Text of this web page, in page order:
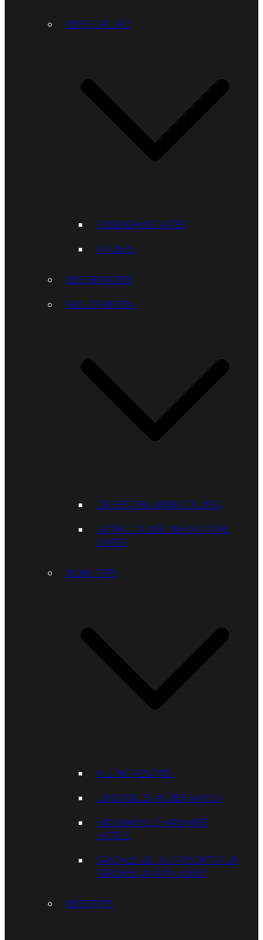
REISE & FLÜGE
REISEVERANSTALTER
AIRLINES
REISEBERICHTE
KREUZFAHRTEN
DIE BESTEN KARIBIK-CRUISES
GOTHIC CRUISE: DEAD ON THE
WATER
WOHNTIPPS
ALL-INC-RESORTS
LUXUSVILLEN IN DER KARIBIK
HIDEAWAYS: CHARMANTE
HOTELS
SANDALS: ALL-INC-RESORTS FÜR
PÄRCHEN UND TAUCHER
REISETIPPS